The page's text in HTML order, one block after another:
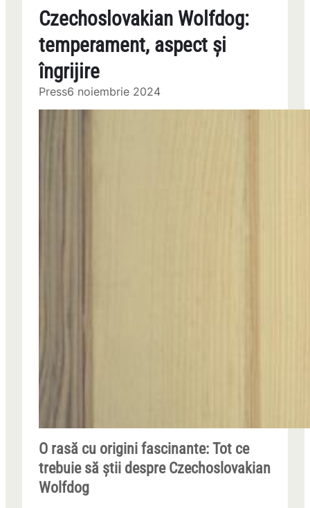
Czechoslovakian Wolfdog:
temperament, aspect și
îngrijire
Press6 noiembrie 2024
O rasă cu origini fascinante: Tot ce
trebuie să știi despre Czechoslovakian
Wolfdog